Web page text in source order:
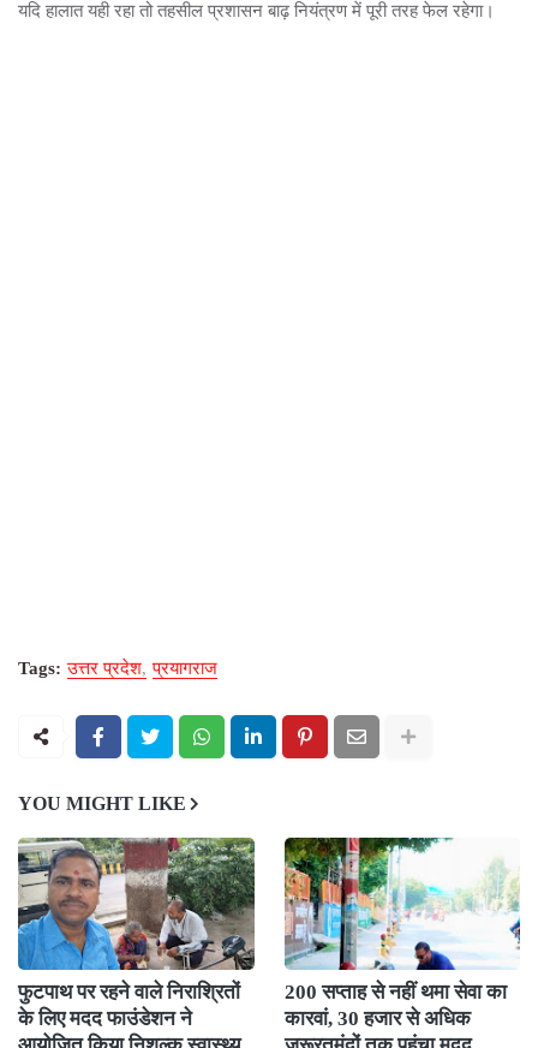
यदि हालात यही रहा तो तहसील प्रशासन बाढ़ नियंत्रण में पूरी तरह फेल रहेगा।
Tags: उत्तर प्रदेश प्रयागराज
YOU MIGHT LIKE
फुटपाथ पर रहने वाले निराश्रितों
के लिए मदद फाउंडेशन ने
200 सप्ताह से नहीं थमा सेवा का
कारवां, 30 हजार से अधिक